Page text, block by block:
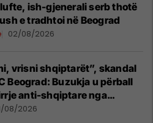
ish-gjenerali serb thotë
e tradhtoi në Beograd
02/08/2026
vrisni shqiptarët”, skandal
Beograd: Buzukja u përball
anti-shqiptare nga
08/2026